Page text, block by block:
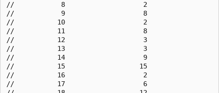
//            8                    2
//            9                    8
//           10                    2
//           11                    8
//           12                    3
//           13                    3
//           14                    9
//           15                   15
//           16                    2
//           17                    6